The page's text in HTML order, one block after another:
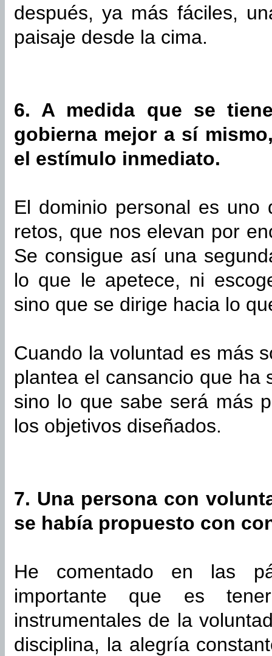
después, ya más fáciles,
paisaje desde la cima.
6. A medida que se
gobierna mejor a sí
el estímulo inmediato.
El dominio personal es uno
retos, que nos elevan por
Se consigue así una
lo que le apetece, ni
sino que se dirige hacia lo
Cuando la voluntad es más
plantea el cansancio que ha
sino lo que sabe será más
los objetivos diseñados.
7. Una persona con
se había propuesto con
He comentado en las
importante que es
instrumentales de la
disciplina, la alegría